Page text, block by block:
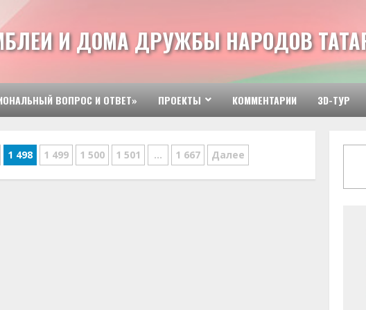
И ДОМА ДРУЖБЫ НАРОДОВ
ВОПРОС И ОТВЕТ» ПРОЕКТЫ КОММЕНТАРИИ 3D-ТУР
1 498 1 499 1 500 1 501 … 1 667 Далее